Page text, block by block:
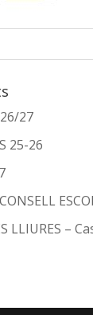
27
25-26
LLIURES –